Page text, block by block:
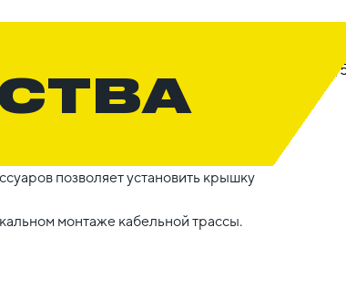
позволяет установить крышку
монтаже кабельной трассы.